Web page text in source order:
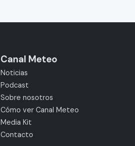
Canal Meteo
Noticias
Podcast
Sobre nosotros
Cómo ver Canal Meteo
Media Kit
Contacto